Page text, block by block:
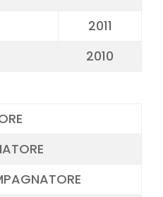
2011
2010